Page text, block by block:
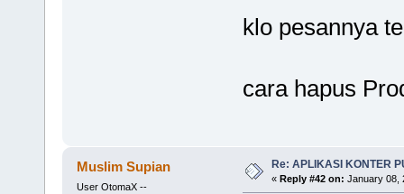
klo pesannya
cara hapus
Muslim Supian
User OtomaX --
Re: APLIKASI KONTER
« Reply #42 on: January 08,